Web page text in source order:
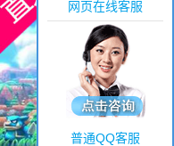
网页在线客服
普通QQ客服